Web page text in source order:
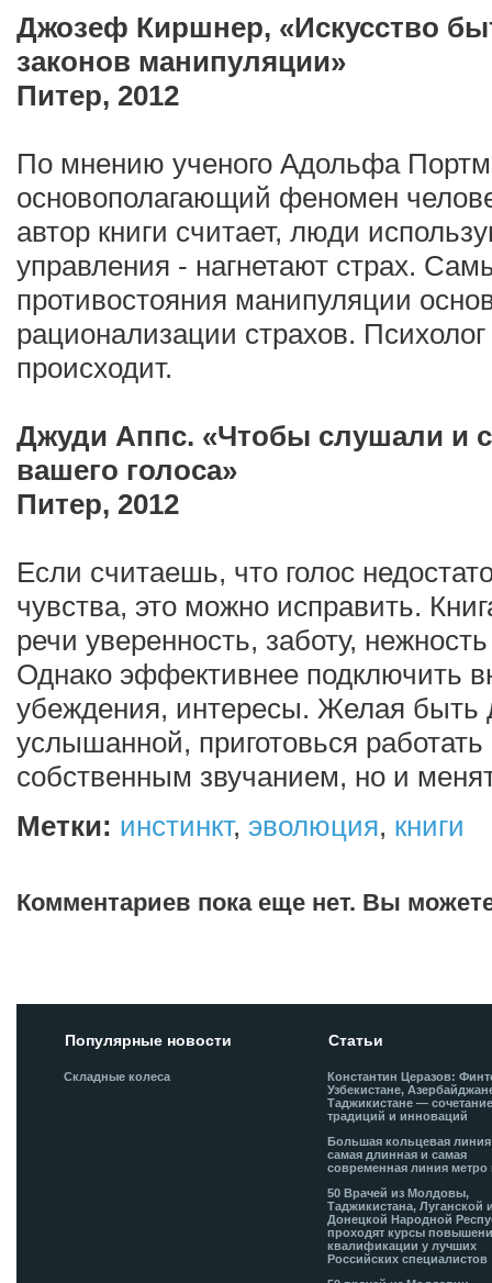
Джозеф Киршнер, «Искусство
законов манипуляции»
Питер, 2012
По мнению ученого Адольфа
основополагающий феномен
автор книги считает, люди
управления - нагнетают страх.
противостояния манипуляции
рационализации страхов. Психолог
происходит.
Джуди Аппс. «Чтобы слушали и
вашего голоса»
Питер, 2012
Если считаешь, что голос
чувства, это можно исправить.
речи уверенность, заботу,
Однако эффективнее подключить
убеждения, интересы. Желая быть
услышанной, приготовься работать
собственным звучанием, но и
Метки: инстинкт, эволюция, книги
Комментариев пока еще нет. Вы
Популярные новости
Складные колеса
Статьи
Константин Церазов:
Узбекистане,
Таджикистане —
традиций и инноваций
Большая кольцевая
самая длинная и самая
современная линия метро
50 Врачей из Молдовы,
Таджикистана, Луганской
Донецкой Народной
проходят курсы
квалификации у лучших
Российских специалистов